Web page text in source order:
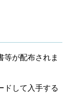
等が配布されま
ドして入手する